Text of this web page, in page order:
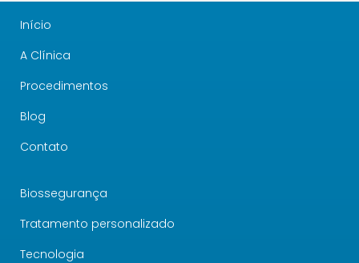
Início
A Clínica
Procedimentos
Blog
Contato
Biossegurança
Tratamento personalizado
Tecnologia